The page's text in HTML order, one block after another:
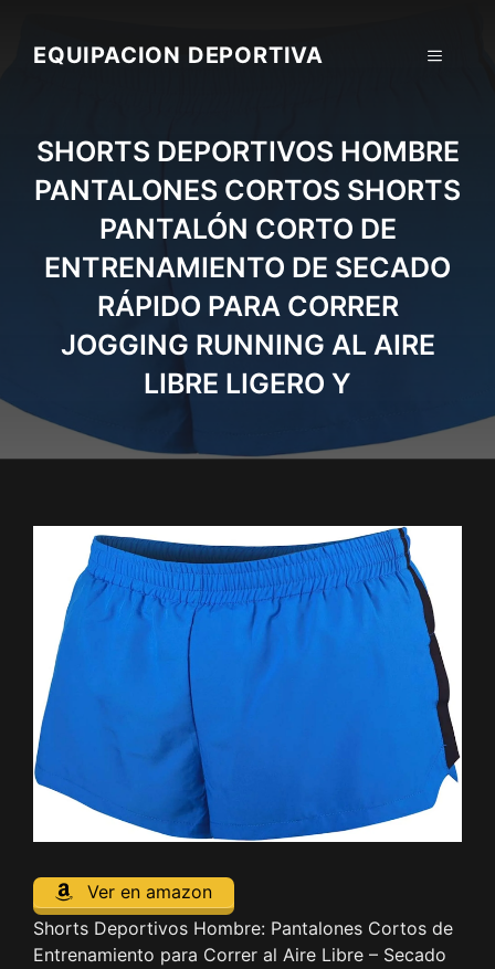
contentEQUIPACION DEPORTIVA MENU
SHORTS DEPORTIVOS HOMBRE
PANTALONES CORTOS SHORTS
PANTALÓN CORTO DE
ENTRENAMIENTO DE SECADO
RÁPIDO PARA CORRER
JOGGING RUNNING AL AIRE
LIBRE LIGERO Y
Ver en amazon
Shorts Deportivos Hombre: Pantalones Cortos de
Entrenamiento para Correr al Aire Libre – Secado